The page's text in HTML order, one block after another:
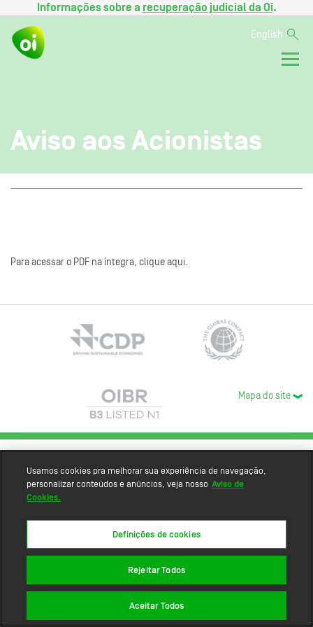
Informações sobre a recuperação judicial da Oi.
English
Aviso aos Acionistas
Para acessar o PDF na íntegra, clique aqui.
Mapa do site
Usamos cookies pra melhorar sua experiência de navegação,
personalizar conteúdos e anúncios, veja nosso Aviso de
Cookies.
Definições de cookies
Rejeitar Todos
Aceitar Todos